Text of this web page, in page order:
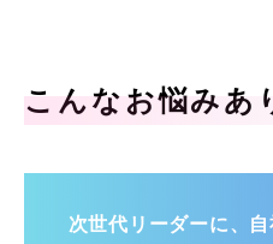
こんなお悩みあ
次世代リーダーに、